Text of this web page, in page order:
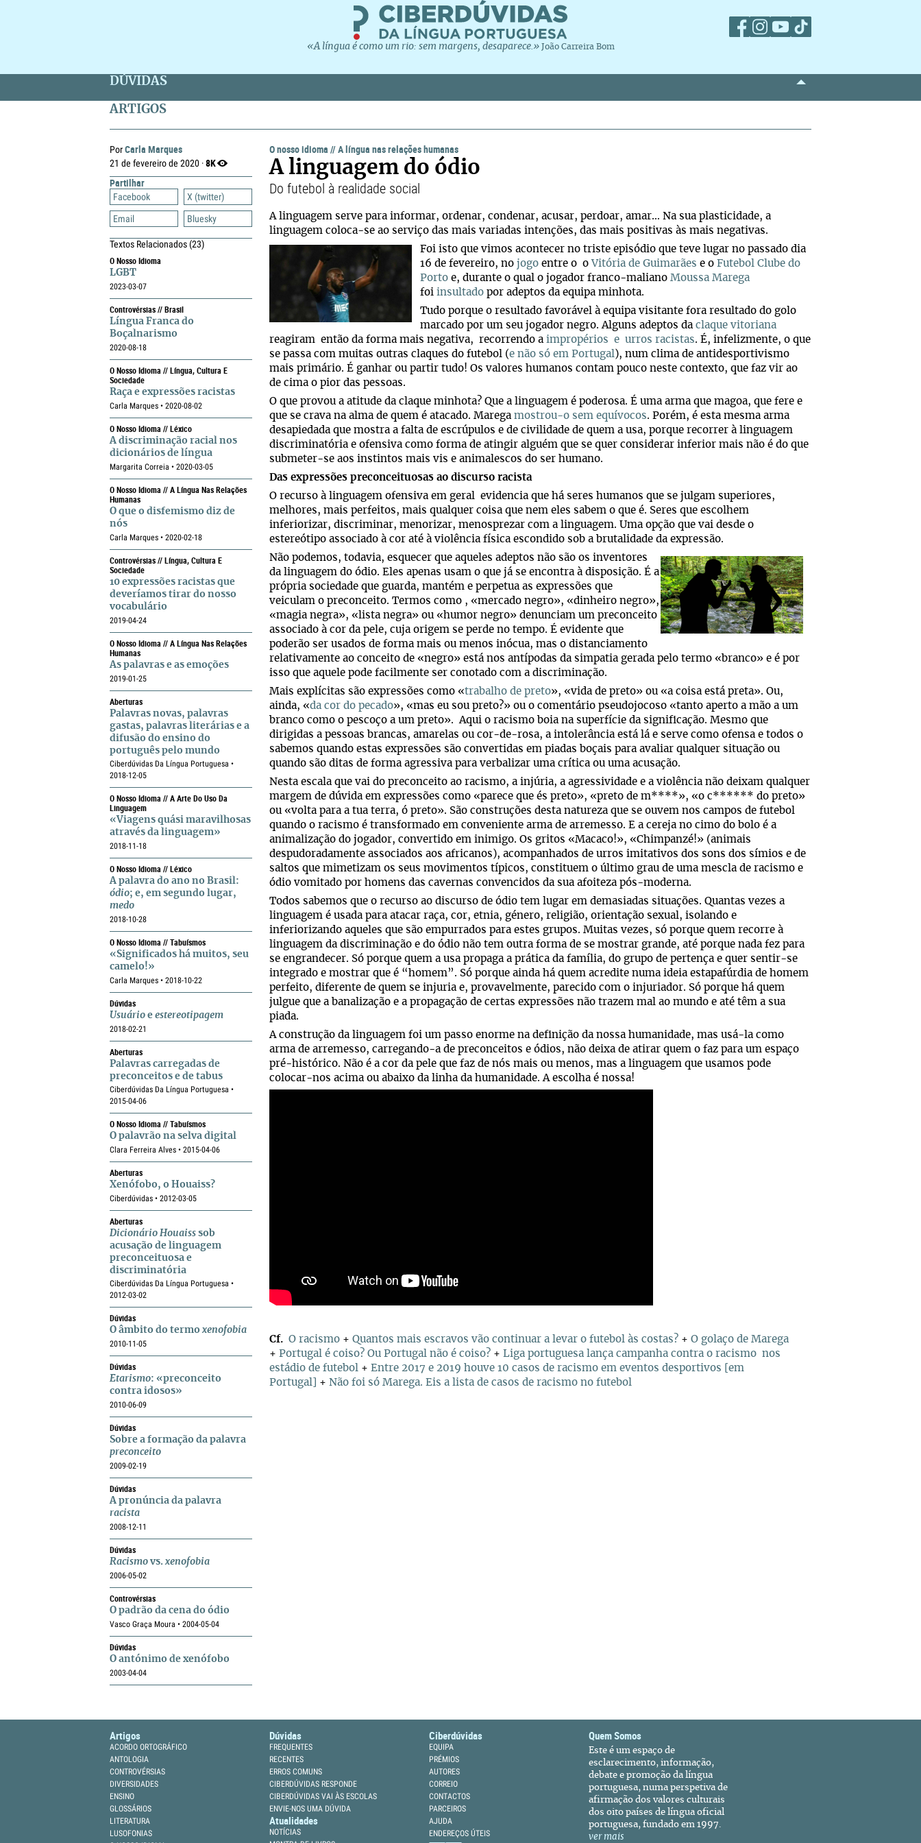
«A língua é como um rio: sem margens, desaparece.» João Carreira Bom
DÚVIDAS
ARTIGOS
PorCarla Marques
21 de fevereiro de 2020 ·8K
Partilhar
Facebook
X (twitter)
Email
Bluesky
Textos Relacionados(23)
O Nosso Idioma
LGBT
2023-03-07
Controvérsias // Brasil
Língua Franca do
Boçalnarismo
2020-08-18
O Nosso Idioma // Língua, Cultura E
Sociedade
Raça e expressões racistas
Carla Marques • 2020-08-02
O Nosso Idioma // Léxico
A discriminação racial nos
dicionários de língua
Margarita Correia • 2020-03-05
O Nosso Idioma // A Língua Nas Relações
Humanas
O que o disfemismo diz de
nós
Carla Marques • 2020-02-18
Controvérsias // Língua, Cultura E
Sociedade
10 expressões racistas que
deveríamos tirar do nosso
vocabulário
2019-04-24
O Nosso Idioma // A Língua Nas Relações
Humanas
As palavras e as emoções
2019-01-25
Aberturas
Palavras novas, palavras
gastas, palavras literárias e a
difusão do ensino do
português pelo mundo
Ciberdúvidas Da Língua Portuguesa •
2018-12-05
O Nosso Idioma // A Arte Do Uso Da
Linguagem
«Viagens quási maravilhosas
através da linguagem»
2018-11-18
O Nosso Idioma // Léxico
A palavra do ano no Brasil:
ódio; e, em segundo lugar,
medo
2018-10-28
O Nosso Idioma // Tabuísmos
«Significados há muitos, seu
camelo!»
Carla Marques • 2018-10-22
Dúvidas
Usuário e estereotipagem
2018-02-21
Aberturas
Palavras carregadas de
preconceitos e de tabus
Ciberdúvidas Da Língua Portuguesa •
2015-04-06
O Nosso Idioma // Tabuísmos
O palavrão na selva digital
Clara Ferreira Alves • 2015-04-06
Aberturas
Xenófobo, o Houaiss?
Ciberdúvidas • 2012-03-05
Aberturas
Dicionário Houaiss sob
acusação de linguagem
preconceituosa e
discriminatória
Ciberdúvidas Da Língua Portuguesa •
2012-03-02
Dúvidas
O âmbito do termoxenofobia
2010-11-05
Dúvidas
Etarismo: «preconceito
contra idosos»
2010-06-09
Dúvidas
Sobre a formação da palavra
preconceito
2009-02-19
Dúvidas
A pronúncia da palavra
racista
2008-12-11
Dúvidas
Racismo vs.xenofobia
2006-05-02
Controvérsias
O padrão da cena do ódio
Vasco Graça Moura • 2004-05-04
Dúvidas
O antónimo de xenófobo
2003-04-04
O nosso idioma //A língua nas relações humanas
A linguagem do ódio
Do futebol à realidade social
A linguagem serve para informar, ordenar, condenar, acusar, perdoar, amar… Na sua plasticidade, a
linguagem coloca-se ao serviço das mais variadas intenções, das mais positivas às mais negativas.
Foi isto que vimos acontecer no triste episódio que teve lugar no passado dia
16 de fevereiro, no jogo entre o o Vitória de Guimarães e o Futebol Clube do
Porto e, durante o qual o jogador franco-maliano Moussa Marega
foi insultado por adeptos da equipa minhota.
Tudo porque o resultado favorável à equipa visitante fora resultado do golo
marcado por um seu jogador negro. Alguns adeptos da claque vitoriana
reagiram então da forma mais negativa, recorrendo a impropérios e urros racistas. É, infelizmente, o que
se passa com muitas outras claques do futebol (e não só em Portugal), num clima de antidesportivismo
mais primário. É ganhar ou partir tudo! Os valores humanos contam pouco neste contexto, que faz vir ao
de cima o pior das pessoas.
O que provou a atitude da claque minhota? Que a linguagem é poderosa. É uma arma que magoa, que fere e
que se crava na alma de quem é atacado. Marega mostrou-o sem equívocos. Porém, é esta mesma arma
desapiedada que mostra a falta de escrúpulos e de civilidade de quem a usa, porque recorrer à linguagem
discriminatória e ofensiva como forma de atingir alguém que se quer considerar inferior mais não é do que
submeter-se aos instintos mais vis e animalescos do ser humano.
Das expressões preconceituosas ao discurso racista
O recurso à linguagem ofensiva em geral evidencia que há seres humanos que se julgam superiores,
melhores, mais perfeitos, mais qualquer coisa que nem eles sabem o que é. Seres que escolhem
inferiorizar, discriminar, menorizar, menosprezar com a linguagem. Uma opção que vai desde o
estereótipo associado à cor até à violência física escondido sob a brutalidade da expressão.
Não podemos, todavia, esquecer que aqueles adeptos não são os inventores
da linguagem do ódio. Eles apenas usam o que já se encontra à disposição. É a
própria sociedade que guarda, mantém e perpetua as expressões que
veiculam o preconceito. Termos como , «mercado negro», «dinheiro negro»,
«magia negra», «lista negra» ou «humor negro» denunciam um preconceito
associado à cor da pele, cuja origem se perde no tempo. É evidente que
poderão ser usados de forma mais ou menos inócua, mas o distanciamento
relativamente ao conceito de «negro» está nos antípodas da simpatia gerada pelo termo «branco» e é por
isso que aquele pode facilmente ser conotado com a discriminação.
Mais explícitas são expressões como «trabalho de preto», «vida de preto» ou «a coisa está preta». Ou,
ainda, «da cor do pecado», «mas eu sou preto?» ou o comentário pseudojocoso «tanto aperto a mão a um
branco como o pescoço a um preto». Aqui o racismo boia na superfície da significação. Mesmo que
dirigidas a pessoas brancas, amarelas ou cor-de-rosa, a intolerância está lá e serve como ofensa e todos o
sabemos quando estas expressões são convertidas em piadas boçais para avaliar qualquer situação ou
quando são ditas de forma agressiva para verbalizar uma crítica ou uma acusação.
Nesta escala que vai do preconceito ao racismo, a injúria, a agressividade e a violência não deixam qualquer
margem de dúvida em expressões como «parece que és preto», «preto de m****», «o c****** do preto»
ou «volta para a tua terra, ó preto». São construções desta natureza que se ouvem nos campos de futebol
quando o racismo é transformado em conveniente arma de arremesso. E a cereja no cimo do bolo é a
animalização do jogador, convertido em inimigo. Os gritos «Macaco!», «Chimpanzé!» (animais
despudoradamente associados aos africanos), acompanhados de urros imitativos dos sons dos símios e de
saltos que mimetizam os seus movimentos típicos, constituem o último grau de uma mescla de racismo e
ódio vomitado por homens das cavernas convencidos da sua afoiteza pós-moderna.
Todos sabemos que o recurso ao discurso de ódio tem lugar em demasiadas situações. Quantas vezes a
linguagem é usada para atacar raça, cor, etnia, género, religião, orientação sexual, isolando e
inferiorizando aqueles que são empurrados para estes grupos. Muitas vezes, só porque quem recorre à
linguagem da discriminação e do ódio não tem outra forma de se mostrar grande, até porque nada fez para
se engrandecer. Só porque quem a usa propaga a prática da família, do grupo de pertença e quer sentir-se
integrado e mostrar que é “homem”. Só porque ainda há quem acredite numa ideia estapafúrdia de homem
perfeito, diferente de quem se injuria e, provavelmente, parecido com o injuriador. Só porque há quem
julgue que a banalização e a propagação de certas expressões não trazem mal ao mundo e até têm a sua
piada.
A construção da linguagem foi um passo enorme na definição da nossa humanidade, mas usá-la como
arma de arremesso, carregando-a de preconceitos e ódios, não deixa de atirar quem o faz para um espaço
pré-histórico. Não é a cor da pele que faz de nós mais ou menos, mas a linguagem que usamos pode
colocar-nos acima ou abaixo da linha da humanidade. A escolha é nossa!
Cf. O racismo + Quantos mais escravos vão continuar a levar ​​​​​​​o futebol às costas? + O golaço de Marega
+ Portugal é coiso? Ou Portugal não é coiso? + Liga portuguesa lança campanha contra o racismo nos
estádio de futebol + Entre 2017 e 2019 houve 10 casos de racismo em eventos desportivos [em
Portugal]
+ Não foi só Marega. Eis a lista de casos de racismo no futebol
Artigos
ACORDO ORTOGRÁFICO
ANTOLOGIA
CONTROVÉRSIAS
DIVERSIDADES
ENSINO
GLOSSÁRIOS
LITERATURA
LUSOFONIAS
Dúvidas
FREQUENTES
RECENTES
ERROS COMUNS
CIBERDÚVIDAS RESPONDE
CIBERDÚVIDAS VAI ÀS ESCOLAS
ENVIE-NOS UMA DÚVIDA
Atualidades
NOTÍCIAS
Ciberdúvidas
EQUIPA
PRÉMIOS
AUTORES
CORREIO
CONTACTOS
PARCEIROS
AJUDA
ENDEREÇOS ÚTEIS
Quem Somos
Este é um espaço de
esclarecimento, informação,
debate e promoção da língua
portuguesa, numa perspetiva de
afirmação dos valores culturais
dos oito países de língua oficial
portuguesa, fundado em 1997.
ver mais